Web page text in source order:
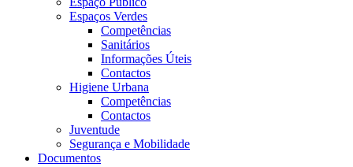
Espaços Verdes
Competências
Sanitários
Informações Úteis
Contactos
Higiene Urbana
Competências
Contactos
Juventude
Segurança e Mobilidade
Documentos